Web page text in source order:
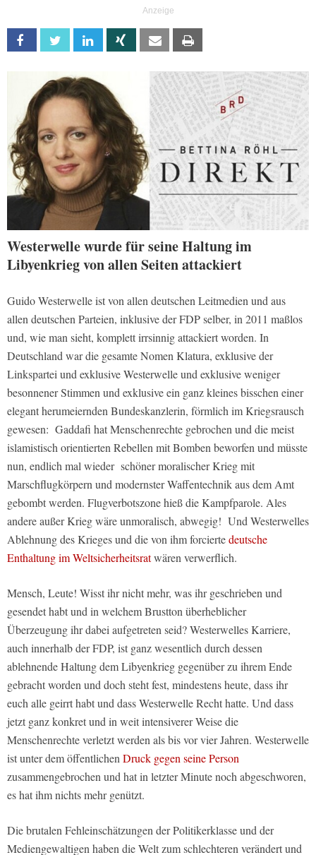
Facebook Twitter Linkedin Xing Email
Westerwelle wurde für seine Haltung im
Libyenkrieg von allen Seiten attackiert
Guido Westerwelle ist von allen deutschen Leitmedien und aus
allen deutschen Parteien, inklusive der FDP selber, in 2011 maßlos
und, wie man sieht, komplett irrsinnig attackiert worden. In
Deutschland war die gesamte Nomen Klatura, exklusive der
Linkspartei und exklusive Westerwelle und exklusive weniger
besonnener Stimmen und exklusive ein ganz kleines bisschen einer
elegant herumeiernden Bundeskanzlerin, förmlich im Kriegsrausch
gewesen: Gaddafi hat Menschenrechte gebrochen und die meist
islamistisch orientierten Rebellen mit Bomben beworfen und müsste
nun, endlich mal wieder schöner moralischer Krieg mit
Marschflugkörpern und modernster Waffentechnik aus dem Amt
gebombt werden. Flugverbotszone hieß die Kampfparole. Ales
andere außer Krieg wäre unmoralisch, abwegig! Und Westerwelles
Ablehnung des Krieges und die von ihm forciertedeutsche
Enthaltung im Weltsicherheitsratwären verwerflich.
Mensch, Leute! Wisst ihr nicht mehr, was ihr geschrieben und
gesendet habt und in welchem Brustton überheblicher
Überzeugung ihr dabei aufgetreten seid? Westerwelles Karriere,
auch innerhalb der FDP, ist ganz wesentlich durch dessen
ablehnende Haltung dem Libyenkrieg gegenüber zu ihrem Ende
gebracht worden und doch steht fest, mindestens heute, dass ihr
euch alle geirrt habt und dass Westerwelle Recht hatte. Und dass
jetzt ganz konkret und in weit intensiverer Weise die
Menschenrechte verletzt werden als bis vor vier Jahren. Westerwelle
ist unter dem öffentlichenDruck gegen seine Person
zusammengebrochen und hat in letzter Minute noch abgeschworen,
es hat ihm nichts mehr genützt.
Die brutalen Fehleinschätzungen der Politikerklasse und der
Mediengewaltigen haben die Welt zum schlechteren verändert und